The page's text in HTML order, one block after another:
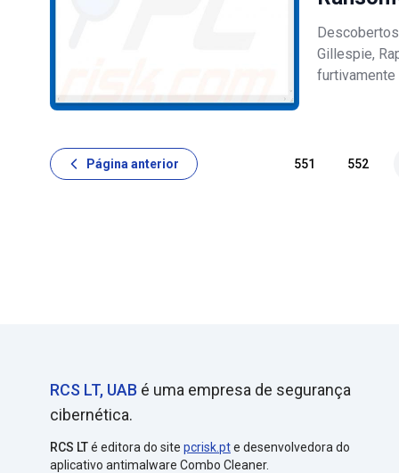
Gillespie,
Página anterior 551 552
RCS LT, UAB é uma empresa de segurança
cibernética.
RCS LTé editora do site pcrisk.pte desenvolvedora do
aplicativo antimalware Combo Cleaner.